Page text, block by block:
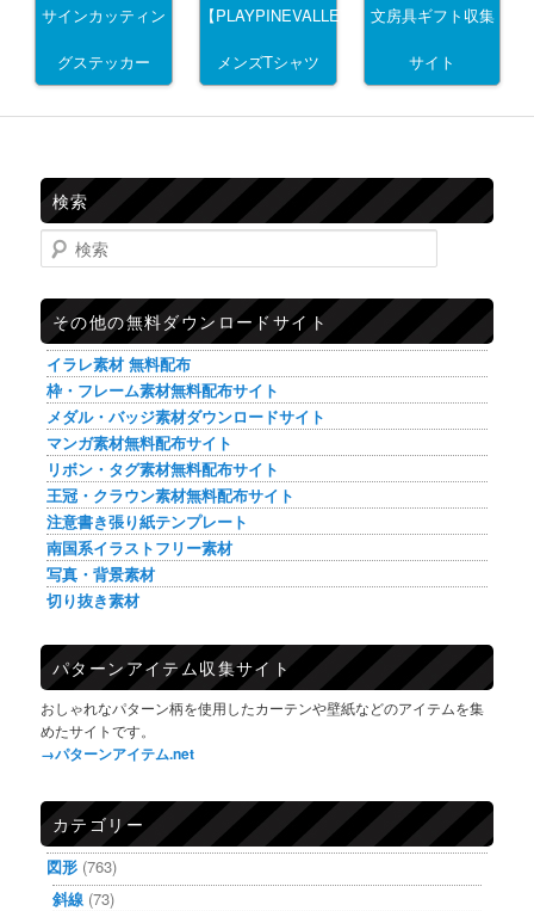
サインカッティン
グステッカー
【PLAYPINEVALLEY】
メンズTシャツ
文房具ギフト収集
サイト
検索
検索
その他の無料ダウンロードサイト
イラレ素材 無料配布
枠・フレーム素材無料配布サイト
メダル・バッジ素材ダウンロードサイト
マンガ素材無料配布サイト
リボン・タグ素材無料配布サイト
王冠・クラウン素材無料配布サイト
注意書き張り紙テンプレート
南国系イラストフリー素材
写真・背景素材
切り抜き素材
パターンアイテム収集サイト
おしゃれなパターン柄を使用したカーテンや壁紙などのアイテムを集
めたサイトです。
→パターンアイテム.net
カテゴリー
図形 (763)
斜線 (73)